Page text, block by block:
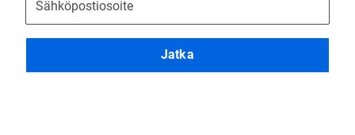
Jatka